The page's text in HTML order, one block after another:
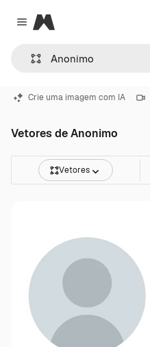
Close menu
Magnific
Crie uma imagem com IA
Vetores de Anonimo
Vetores